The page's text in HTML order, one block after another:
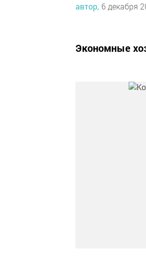
автор, 6 декабря
Экономные